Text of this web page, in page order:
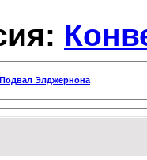
Подвал Элджернона